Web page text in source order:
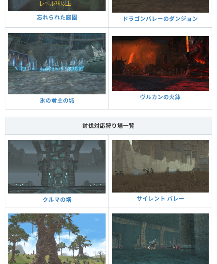
忘れられた庭園 ドラゴンバレーのダンジョン
氷の君主の城 ヴルカンの火鉢
討伐対応狩り場一覧
クルマの塔 サイレント バレー